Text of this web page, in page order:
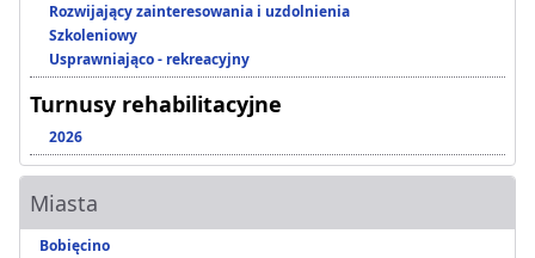
Rozwijający zainteresowania i uzdolnienia
Szkoleniowy
Usprawniająco - rekreacyjny
Turnusy rehabilitacyjne
2026
Miasta
Bobięcino